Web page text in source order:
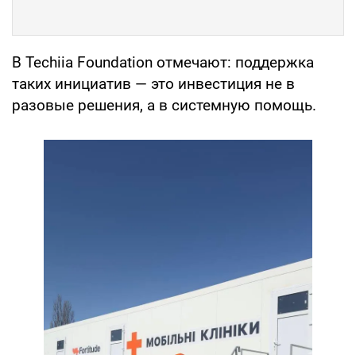
В Techiia Foundation отмечают: поддержка
таких инициатив — это инвестиция не в
разовые решения, а в системную помощь.